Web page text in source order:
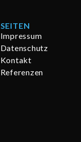
SEITEN
Impressum
Datenschutz
Kontakt
Referenzen